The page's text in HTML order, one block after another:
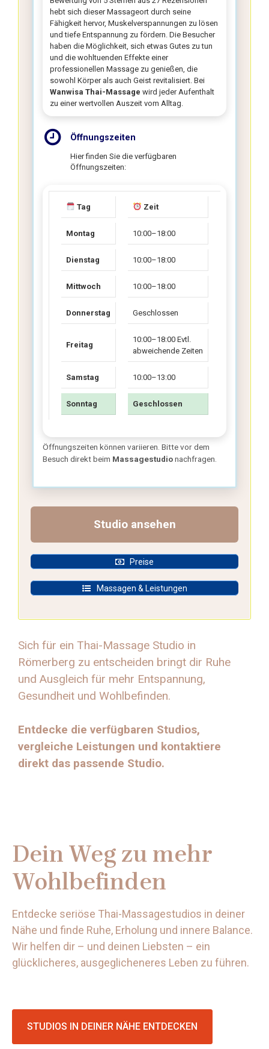
hebt sich dieser Massageort durch seine
Fähigkeit hervor, Muskelverspannungen zu lösen
und tiefe Entspannung zu fördern. Die Besucher
haben die Möglichkeit, sich etwas Gutes zu tun
und die wohltuenden Effekte einer
professionellen Massage zu genießen, die
sowohl Körper als auch Geist revitalisiert. Bei
Wanwisa Thai-Massage wird jeder Aufenthalt
zu einer wertvollen Auszeit vom Alltag.
Öffnungszeiten
Hier finden Sie die verfügbaren
Öffnungszeiten:
Tag Zeit
Montag 10:00–18:00
Dienstag 10:00–18:00
Mittwoch 10:00–18:00
Donnerstag Geschlossen
Freitag
10:00–18:00 Evtl.
abweichende Zeiten
Samstag 10:00–13:00
Sonntag Geschlossen
Öffnungszeiten können variieren. Bitte vor dem
Besuch direkt beim Massagestudionachfragen.
Römerberg:
Route planen
Studio ansehen
Preise
Massagen & Leistungen
Sich für ein Thai-Massage Studio in
Römerberg zu entscheiden bringt dir Ruhe
und Ausgleich für mehr Entspannung,
Gesundheit und Wohlbefinden.
Entdecke die verfügbaren Studios,
vergleiche Leistungen und kontaktiere
direkt das passende Studio.
Dein Weg zu mehr
Wohlbefinden
Entdecke seriöse Thai-Massagestudios in deiner
Nähe und finde Ruhe, Erholung und innere Balance.
Wir helfen dir – und deinen Liebsten – ein
glücklicheres, ausgeglicheneres Leben zu führen.
STUDIOS IN DEINER NÄHE ENTDECKEN